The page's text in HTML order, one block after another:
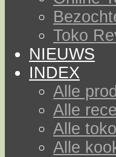
Toko
NIEUWS
INDEX
Alle
Alle
Alle
Alle